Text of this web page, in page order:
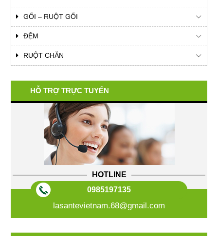
GỐI – RUỘT GỐI
ĐỆM
RUỘT CHĂN
HỖ TRỢ TRỰC TUYẾN
HOTLINE
0985197135
lasantevietnam.68@gmail.com